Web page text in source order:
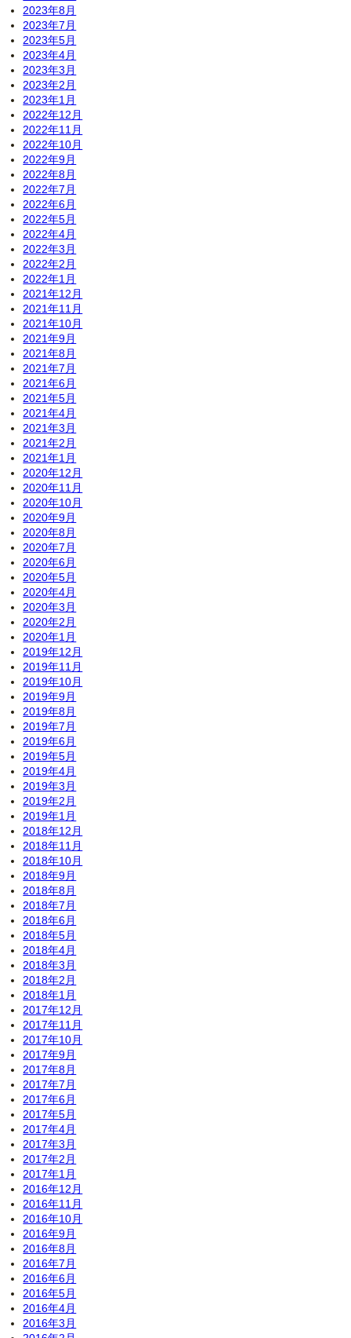
2023年8月
2023年7月
2023年5月
2023年4月
2023年3月
2023年2月
2023年1月
2022年12月
2022年11月
2022年10月
2022年9月
2022年8月
2022年7月
2022年6月
2022年5月
2022年4月
2022年3月
2022年2月
2022年1月
2021年12月
2021年11月
2021年10月
2021年9月
2021年8月
2021年7月
2021年6月
2021年5月
2021年4月
2021年3月
2021年2月
2021年1月
2020年12月
2020年11月
2020年10月
2020年9月
2020年8月
2020年7月
2020年6月
2020年5月
2020年4月
2020年3月
2020年2月
2020年1月
2019年12月
2019年11月
2019年10月
2019年9月
2019年8月
2019年7月
2019年6月
2019年5月
2019年4月
2019年3月
2019年2月
2019年1月
2018年12月
2018年11月
2018年10月
2018年9月
2018年8月
2018年7月
2018年6月
2018年5月
2018年4月
2018年3月
2018年2月
2018年1月
2017年12月
2017年11月
2017年10月
2017年9月
2017年8月
2017年7月
2017年6月
2017年5月
2017年4月
2017年3月
2017年2月
2017年1月
2016年12月
2016年11月
2016年10月
2016年9月
2016年8月
2016年7月
2016年6月
2016年5月
2016年4月
2016年3月